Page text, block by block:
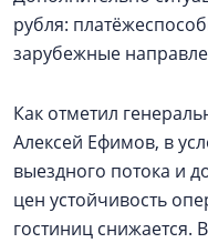
рубля:
зарубежные
Как отметил
Алексей Ефимов, в
выездного потока и
цен устойчивость
гостиниц снижается.